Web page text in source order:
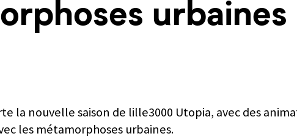
urbaines
la nouvelle saison de lille3000 Utopia, avec des
les métamorphoses urbaines.